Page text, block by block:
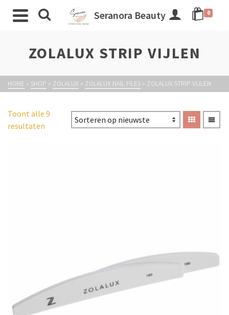
Seranora Beauty 0
ZOLALUX STRIP VIJLEN
HOME » SHOP » ZOLALUX » ZOLALUX NAIL FILES » ZOLALUX STRIP VIJLEN
Toont alle 9
resultaten